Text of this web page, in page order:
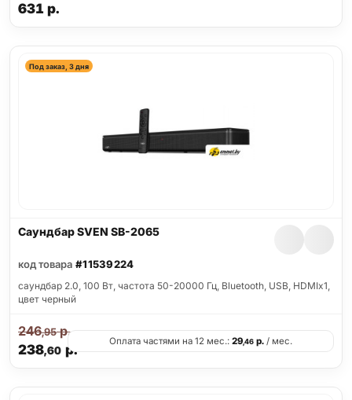
631 р.
Под заказ, 3 дня
Саундбар SVEN SB-2065
код товара #11539224
саундбар 2.0, 100 Вт, частота 50-20000 Гц, Bluetooth, USB, HDMIx1,
цвет черный
238,60р.
246,95р.
Оплата частями на 12 мес.: 29,46 р. / мес.